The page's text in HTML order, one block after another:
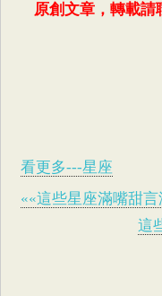
原創文章，轉載請
看更多---星座
««這些星座滿嘴甜
這